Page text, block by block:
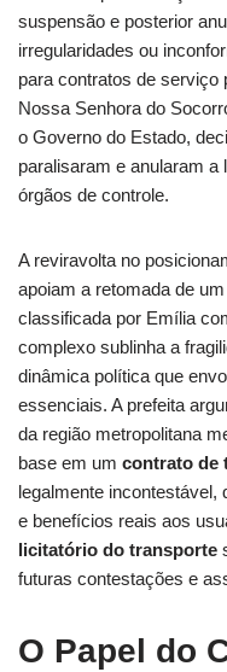
suspensão e posterior
irregularidades ou
para contratos de serviço
Nossa Senhora do
o Governo do Estado,
paralisaram e anularam
órgãos de controle.
A reviravolta no
apoiam a retomada de
classificada por Emília
complexo sublinha a
dinâmica política que
essenciais. A prefeita
da região metropolitana
base em um contrato de
legalmente incontestável,
e benefícios reais aos
licitatório do transporte
futuras contestações e
O Papel do